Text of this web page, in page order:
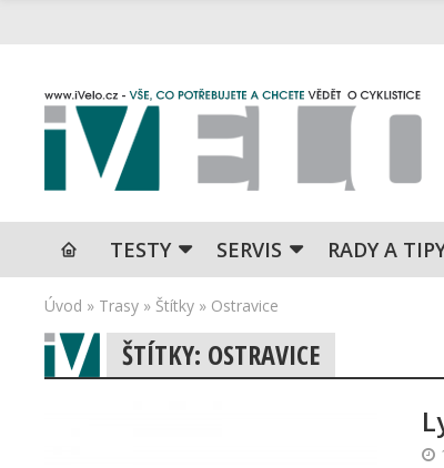
TESTY SERVIS RADY A
Úvod » Trasy » Štítky » Ostravice
ŠTÍTKY: OSTRAVICE